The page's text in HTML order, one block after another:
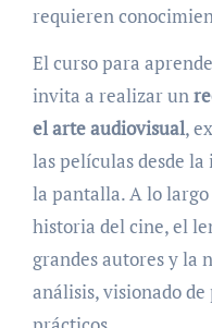
requieren
El curso para
invita a realizar un
el arte audiovisual,
las películas desde
la pantalla. A lo largo
historia del cine, el
grandes autores y la
análisis, visionado